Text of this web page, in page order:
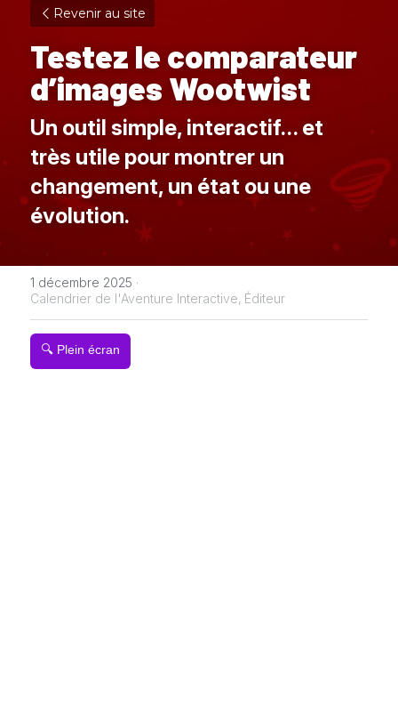
Revenir au site
Testez le comparateur
d’images Wootwist
Un outil simple, interactif… et
très utile pour montrer un
changement, un état ou une
évolution.
1 décembre 2025 ·
Calendrier de l'Aventure Interactive, Éditeur